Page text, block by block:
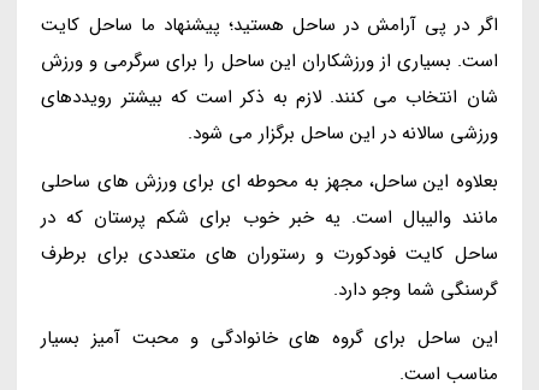
اگر در پی آرامش در ساحل هستید؛ پیشنهاد ما ساحل کایت
است. بسیاری از ورزشکاران این ساحل را برای سرگرمی و ورزش
شان انتخاب می کنند. لازم به ذکر است که بیشتر رویددهای
ورزشی سالانه در این ساحل برگزار می شود.
بعلاوه این ساحل، مجهز به محوطه ای برای ورزش های ساحلی
مانند والیبال است. یه خبر خوب برای شکم پرستان که در
ساحل کایت فودکورت و رستوران های متعددی برای برطرف
گرسنگی شما وجو دارد.
این ساحل برای گروه های خانوادگی و محبت آمیز بسیار
مناسب است.